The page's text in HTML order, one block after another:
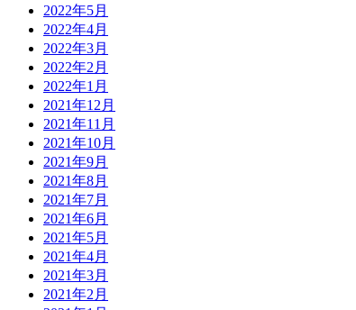
2022年5月
2022年4月
2022年3月
2022年2月
2022年1月
2021年12月
2021年11月
2021年10月
2021年9月
2021年8月
2021年7月
2021年6月
2021年5月
2021年4月
2021年3月
2021年2月